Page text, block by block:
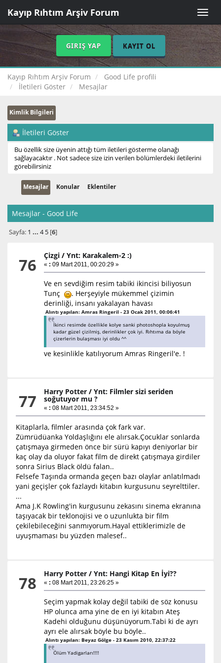
Toggle
Kayıp Rıhtım Arşiv Forum
GIRIŞ YAP KAYIT OL
Kayıp Rıhtım Arşiv Forum
Good Life profili
İletileri Göster
Mesajlar
Kimlik Bilgileri
İletileri Göster
Bu özellik size üyenin attığı tüm iletileri gösterme olanağı
sağlayacaktır . Not sadece size izin verilen bölümlerdeki iletilerini
görebilirsiniz
Mesajlar Konular Eklentiler
Mesajlar - Good Life
Sayfa: 1 ... 4 5[6]
76 Çizgi /Ynt: Karakalem-2 :)
« : 09 Mart 2011, 00:20:29 »
Ve en sevdiğim resim tabiki ikincisi biliyosun
Tunç
. Herşeyiyle mükemmel çizimin
derinliği, insanı yakalayan havası
Alıntı yapılan: Amras Ringeril - 23 Ocak 2011, 00:06:41
İkinci resimde özellikle kolye sanki photoshopla koyulmuş
kadar güzel çizilmiş, derinlikler çok iyi. Rıhtıma da böyle
çizerlerin bulaşması iyi oldu ^^
ve kesinlikle katılıyorum Amras Ringeril'e. !
77 Harry Potter /Ynt: Filmler sizi seriden
soğutuyor mu ?
« : 08 Mart 2011, 23:34:52 »
Kitaplarla, filmler arasında çok fark var.
Zümrüdüanka Yoldaşlığını ele alırsak.Çocuklar sonlarda
çatışmaya girmeden önce bir sürü kapıyı deniyorlar bir
kaç olay da oluyor fakat film de direkt çatışmaya girdiler
sonra Sirius Black öldü falan..
Felsefe Taşında ormanda geçen bazı olaylar anlatılmadı
yani geçişler çok fazlaydı kitabın kurgusunu seyrelttiler.
...
Ama J.K Rowling'in kurgusunu zekasını sinema ekranına
taşıyacak bir teklonojisi ve o uzunlukta bir film
çekilebileceğini sanmıyorum.Hayal ettiklerimizle de
uyuşmaması bu yüzden malesef..
78 Harry Potter /Ynt: Hangi Kitap En İyi??
« : 08 Mart 2011, 23:26:25 »
Seçim yapmak kolay değil tabiki de söz konusu
HP olunca ama yine de en iyi kitabın Ateş
Kadehi olduğunu düşünüyorum.Tabi ki de ayrı
ayrı ele alırsak böyle bu böyle..
Alıntı yapılan: Beyaz Gölge - 23 Kasım 2010, 22:37:22
Ölüm Yadigarları!!!!